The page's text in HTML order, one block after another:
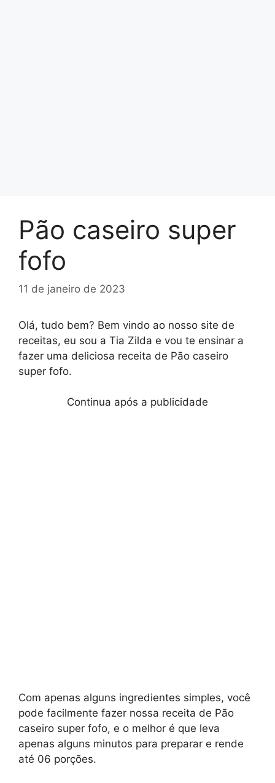
Pão caseiro super
fofo
11 de janeiro de 2023
Olá, tudo bem? Bem vindo ao nosso site de
receitas, eu sou a Tia Zilda e vou te ensinar a
fazer uma deliciosa receita de Pão caseiro
super fofo.
Continua após a publicidade
Com apenas alguns ingredientes simples, você
pode facilmente fazer nossa receita de Pão
caseiro super fofo, e o melhor é que leva
apenas alguns minutos para preparar e rende
até 06 porções.